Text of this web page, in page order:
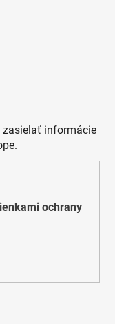
zasielať informácie
ochrany